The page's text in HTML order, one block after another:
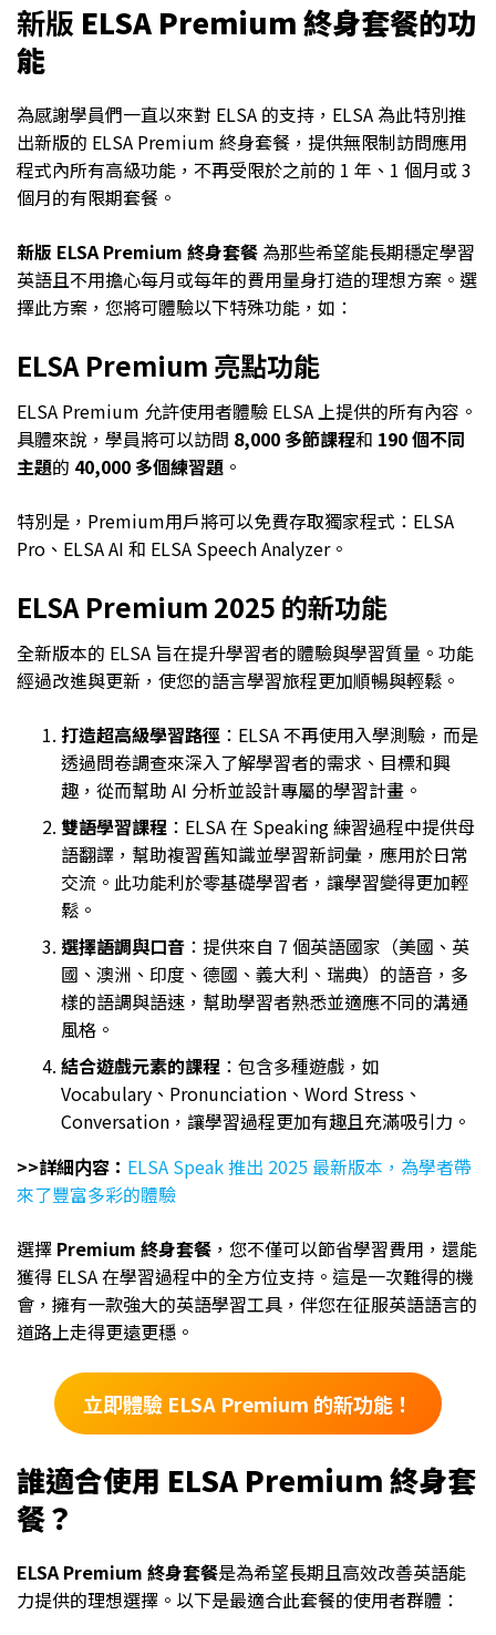
新版 ELSA Premium 終身套餐的功
能
為感謝學員們一直以來對 ELSA 的支持，ELSA 為此特別推
出新版的 ELSA Premium 終身套餐，提供無限制訪問應用
程式內所有高級功能，不再受限於之前的 1 年、1 個月或 3
個月的有限期套餐。
新版 ELSA Premium 終身套餐 為那些希望能長期穩定學習
英語且不用擔心每月或每年的費用量身打造的理想方案。選
擇此方案，您將可體驗以下特殊功能，如：
ELSA Premium 亮點功能
ELSA Premium 允許使用者體驗 ELSA 上提供的所有內容。
具體來說，學員將可以訪問 8,000 多節課程和 190 個不同
主題的 40,000 多個練習題 。
特別是，Premium用戶將可以免費存取獨家程式：ELSA
Pro、ELSA AI 和 ELSA Speech Analyzer。
ELSA Premium 2025 的新功能
全新版本的 ELSA 旨在提升學習者的體驗與學習質量。功能
經過改進與更新，使您的語言學習旅程更加順暢與輕鬆。
打造超高級學習路徑 ：ELSA 不再使用入學測驗，而是
透過問卷調查來深入了解學習者的需求、目標和興
趣，從而幫助 AI 分析並設計專屬的學習計畫。
雙語學習課程 ：ELSA 在 Speaking 練習過程中提供母
語翻譯，幫助複習舊知識並學習新詞彙，應用於日常
交流。此功能利於零基礎學習者，讓學習變得更加輕
鬆。
選擇語調與口音 ：提供來自 7 個英語國家（美國、英
國、澳洲、印度、德國、義大利、瑞典）的語音，多
樣的語調與語速，幫助學習者熟悉並適應不同的溝通
風格。
結合遊戲元素的課程 ：包含多種遊戲，如
Vocabulary、Pronunciation、Word Stress、
Conversation，讓學習過程更加有趣且充滿吸引力。
>>詳細内容： ELSA Speak 推出 2025 最新版本，為學者帶
來了豐富多彩的體驗
選擇 Premium 終身套餐 ，您不僅可以節省學習費用，還能
獲得 ELSA 在學習過程中的全方位支持。這是一次難得的機
會，擁有一款強大的英語學習工具，伴您在征服英語語言的
道路上走得更遠更穩。
立即體驗 ELSA Premium 的新功能！
誰適合使用 ELSA Premium 終身套
餐？
ELSA Premium 終身套餐是為希望長期且高效改善英語能
力提供的理想選擇。以下是最適合此套餐的使用者群體：